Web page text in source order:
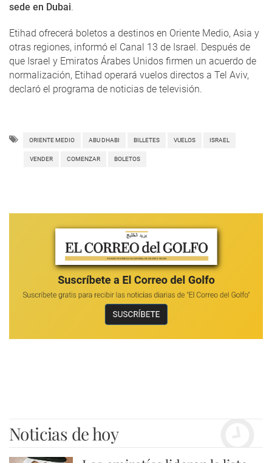
sede en Dubai.
Etihad ofrecerá boletos a destinos en Oriente Medio, Asia y
otras regiones, informó el Canal 13 de Israel. Después de
que Israel y Emiratos Árabes Unidos firmen un acuerdo de
normalización, Etihad operará vuelos directos a Tel Aviv,
declaró el programa de noticias de televisión.
ORIENTE MEDIO ABU DHABI BILLETES VUELOS ISRAEL
VENDER COMENZAR BOLETOS
Noticias de hoy